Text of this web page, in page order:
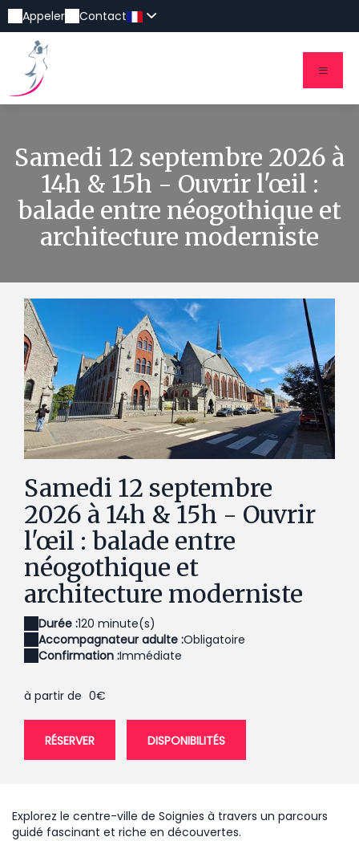
Appeler Contact
Samedi 12 septembre 2026 à
14h & 15h - Ouvrir l'œil :
balade entre néogothique et
architecture moderniste
Collège Saint-Vincent
Samedi 12 septembre
2026 à 14h & 15h - Ouvrir
l'œil : balade entre
néogothique et
architecture moderniste
Durée :120 minute(s)
Accompagnateur adulte :Obligatoire
Confirmation :Immédiate
à partir de 0€
RÉSERVER DISPONIBILITÉS
Explorez le centre-ville de Soignies à travers un parcours
guidé fascinant et riche en découvertes.